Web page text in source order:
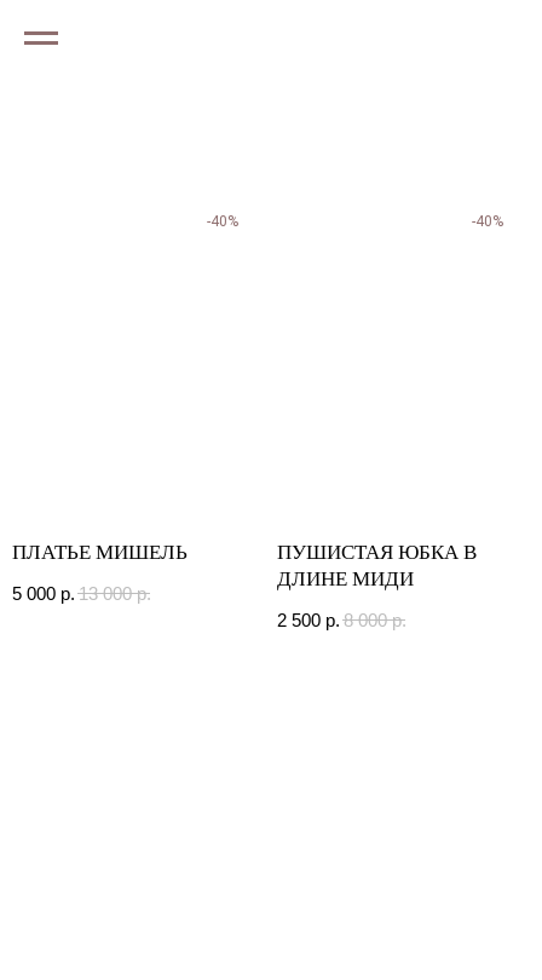
-40%
ПЛАТЬЕ МИШЕЛЬ
5 000 р. 13 000 р.
-40%
ПУШИСТАЯ ЮБКА В
ДЛИНЕ МИДИ
2 500 р. 8 000 р.